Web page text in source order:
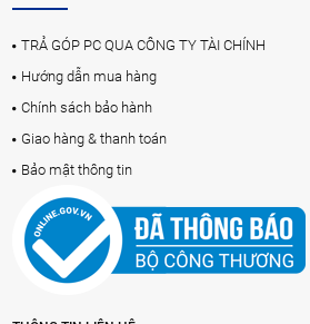
TRẢ GÓP PC QUA CÔNG TY TÀI CHÍNH
Hướng dẫn mua hàng
Chính sách bảo hành
Giao hàng & thanh toán
Bảo mật thông tin